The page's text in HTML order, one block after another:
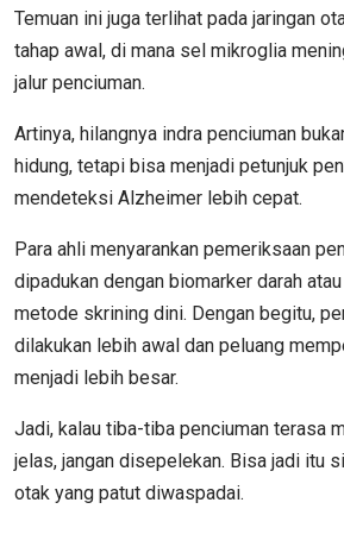
Temuan ini juga terlihat pada jaringan
tahap awal, di mana sel mikroglia
jalur penciuman.
Artinya, hilangnya indra penciuman
hidung, tetapi bisa menjadi petunjuk
mendeteksi Alzheimer lebih cepat.
Para ahli menyarankan pemeriksaan
dipadukan dengan biomarker darah
metode skrining dini. Dengan begitu,
dilakukan lebih awal dan peluang
menjadi lebih besar.
Jadi, kalau tiba-tiba penciuman terasa
jelas, jangan disepelekan. Bisa jadi itu
otak yang patut diwaspadai.